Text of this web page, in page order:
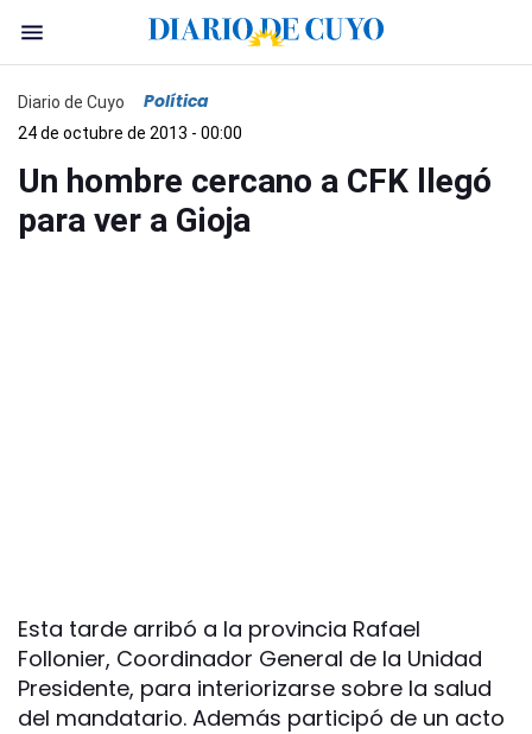
Diario de Cuyo Política
24 de octubre de 2013 - 00:00
Un hombre cercano a CFK llegó
para ver a Gioja
Esta tarde arribó a la provincia Rafael
Follonier, Coordinador General de la Unidad
Presidente, para interiorizarse sobre la salud
del mandatario. Además participó de un acto